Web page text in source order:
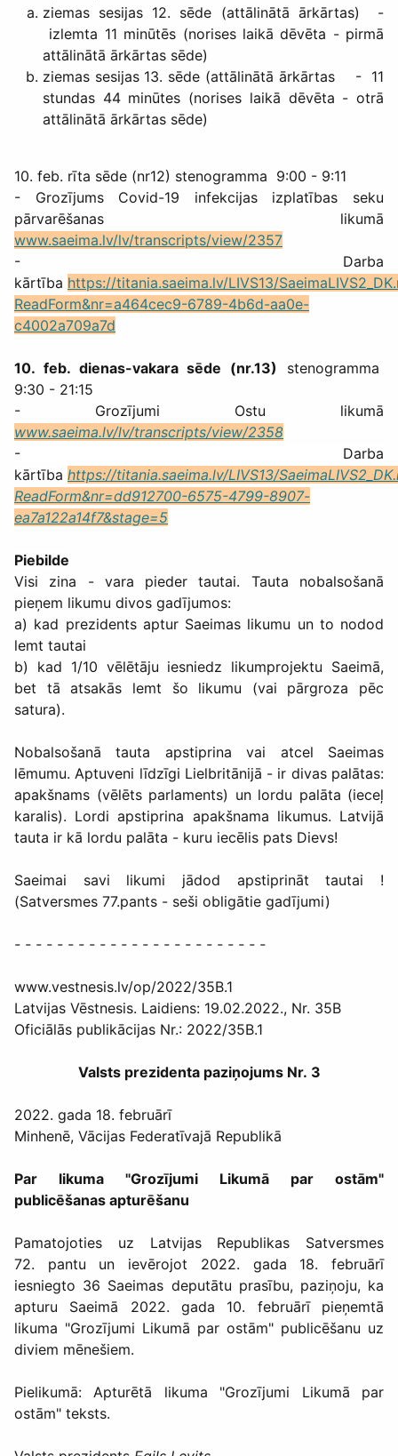
ziemas sesijas 12. sēde (attālinātā ārkārtas) -
izlemta 11 minūtēs (norises laikā dēvēta - pirmā
attālinātā ārkārtas sēde)
ziemas sesijas 13. sēde (attālinātā ārkārtas - 11
stundas 44 minūtes (norises laikā dēvēta - otrā
attālinātā ārkārtas sēde)
10. feb. rīta sēde (nr12) stenogramma 9:00 - 9:11
- Grozījums Covid-19 infekcijas izplatības seku
pārvarēšanas likumā
www.saeima.lv/lv/transcripts/view/2357
- Darba
kārtība https://titania.saeima.lv/LIVS13/
ReadForm&nr=a464cec9-6789-4b6d-aa0e-
c4002a709a7d
10. feb. dienas-vakara sēde (nr.13)
stenogramma
9:30 - 21:15
- Grozījumi Ostu likumā
www.saeima.lv/lv/transcripts/view/2358
- Darba
kārtība https://titania.saeima.lv/LIVS13/
ReadForm&nr=dd912700-6575-4799-8907-
ea7a122a14f7&stage=5
Piebilde
Visi zina - vara pieder tautai. Tauta nobalsošanā
pieņem likumu divos gadījumos:
a) kad prezidents aptur Saeimas likumu un to nodod
lemt tautai
b) kad 1/10 vēlētāju iesniedz likumprojektu Saeimā,
bet tā atsakās lemt šo likumu (vai pārgroza pēc
satura).
Nobalsošanā tauta apstiprina vai atcel Saeimas
lēmumu. Aptuveni līdzīgi Lielbritānijā - ir divas palātas:
apakšnams (vēlēts parlaments) un lordu palāta (ieceļ
karalis). Lordi apstiprina apakšnama likumus. Latvijā
tauta ir kā lordu palāta - kuru iecēlis pats Dievs!
Saeimai savi likumi jādod apstiprināt tautai !
(Satversmes 77.pants - seši obligātie gadījumi)
- - - - - - - - - - - - - - - - - - - - - - - -
www.vestnesis.lv/op/2022/35B.1
Latvijas Vēstnesis. Laidiens: 19.02.2022., Nr. 35B
Oficiālās publikācijas Nr.: 2022/35B.1
Valsts prezidenta paziņojums Nr. 3
2022. gada 18. februārī
Minhenē, Vācijas Federatīvajā Republikā
Par likuma "Grozījumi Likumā par ostām"
publicēšanas apturēšanu
Pamatojoties uz Latvijas Republikas Satversmes
72. pantu un ievērojot 2022. gada 18. februārī
iesniegto 36 Saeimas deputātu prasību, paziņoju, ka
apturu Saeimā 2022. gada 10. februārī pieņemtā
likuma "Grozījumi Likumā par ostām" publicēšanu uz
diviem mēnešiem.
Pielikumā: Apturētā likuma "Grozījumi Likumā par
ostām" teksts.